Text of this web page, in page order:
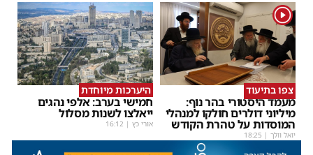
1
צפו בתיעוד
מעמד היסטורי בהר נוף:
מיליוני דולרים חולקו למנהלי
המוסדות על טהרת הקודש
יואל וולך |
18:25
היערכות מיוחדת
חמישי בערב: אלפי נהגים
ייאלצו לשנות מסלול
אורי כץ |
16:12